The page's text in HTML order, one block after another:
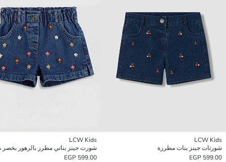
LCW Kids
شورتات جينز بنات مطرزة
599.00 EGP
LCW Kids
شورت جينز بناتي مطرز بالزهور
599.00 EGP